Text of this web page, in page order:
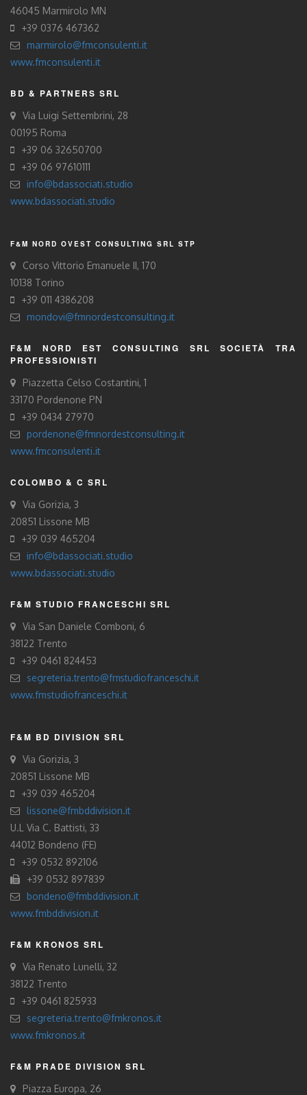
46045 Marmirolo MN
+39 0376 467362
marmirolo@fmconsulenti.it
www.fmconsulenti.it
BD & PARTNERS SRL
Via Luigi Settembrini, 28
00195 Roma
+39 06 32650700
+39 06 97610111
info@bdassociati.studio
www.bdassociati.studio
F&M NORD OVEST CONSULTING SRL STP
Corso Vittorio Emanuele II, 170
10138 Torino
+39 011 4386208
mondovi@fmnordestconsulting.it
F&M NORD EST CONSULTING SRL SOCIETÀ TRA
PROFESSIONISTI
Piazzetta Celso Costantini, 1
33170 Pordenone PN
+39 0434 27970
pordenone@fmnordestconsulting.it
www.fmconsulenti.it
COLOMBO & C SRL
Via Gorizia, 3
20851 Lissone MB
+39 039 465204
info@bdassociati.studio
www.bdassociati.studio
F&M STUDIO FRANCESCHI SRL
Via San Daniele Comboni, 6
38122 Trento
+39 0461 824453
segreteria.trento@fmstudiofranceschi.it
www.fmstudiofranceschi.it
F&M BD DIVISION SRL
Via Gorizia, 3
20851 Lissone MB
+39 039 465204
lissone@fmbddivision.it
U.L Via C. Battisti, 33
44012 Bondeno (FE)
+39 0532 892106
+39 0532 897839
bondeno@fmbddivision.it
www.fmbddivision.it
F&M KRONOS SRL
Via Renato Lunelli, 32
38122 Trento
+39 0461 825933
segreteria.trento@fmkronos.it
www.fmkronos.it
F&M PRADE DIVISION SRL
Piazza Europa, 26